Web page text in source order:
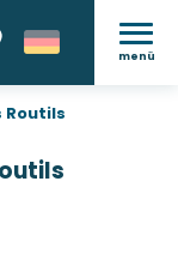
les favoris
menü
Routils